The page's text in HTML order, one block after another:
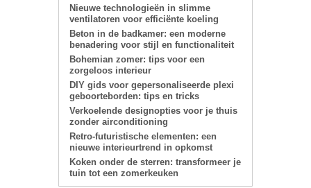
Nieuwe technologieën in slimme
ventilatoren voor efficiënte koeling
Beton in de badkamer: een moderne
benadering voor stijl en functionaliteit
Bohemian zomer: tips voor een
zorgeloos interieur
DIY gids voor gepersonaliseerde plexi
geboorteborden: tips en tricks
Verkoelende designopties voor je thuis
zonder airconditioning
Retro-futuristische elementen: een
nieuwe interieurtrend in opkomst
Koken onder de sterren: transformeer je
tuin tot een zomerkeuken